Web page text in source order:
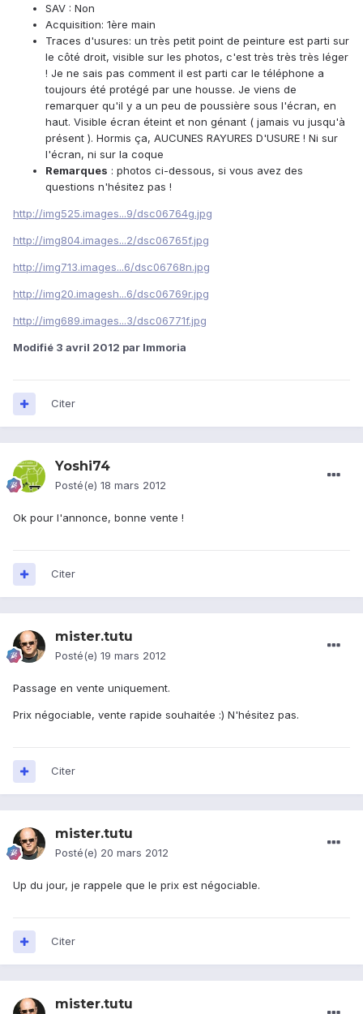
SAV : Non
Acquisition: 1ère main
Traces d'usures: un très petit point de peinture est parti sur
le côté droit, visible sur les photos, c'est très très très léger
! Je ne sais pas comment il est parti car le téléphone a
toujours été protégé par une housse. Je viens de
remarquer qu'il y a un peu de poussière sous l'écran, en
haut. Visible écran éteint et non génant ( jamais vu jusqu'à
présent ). Hormis ça, AUCUNES RAYURES D'USURE ! Ni sur
l'écran, ni sur la coque
Remarques : photos ci-dessous, si vous avez des
questions n'hésitez pas !
http://img525.images...9/dsc06764g.jpg
http://img804.images...2/dsc06765f.jpg
http://img713.images...6/dsc06768n.jpg
http://img20.imagesh...6/dsc06769r.jpg
http://img689.images...3/dsc06771f.jpg
Modifié 3 avril 2012 par Immoria
Citer
Yoshi74
Posté(e) 18 mars 2012
Ok pour l'annonce, bonne vente !
Citer
mister.tutu
Posté(e) 19 mars 2012
Passage en vente uniquement.
Prix négociable, vente rapide souhaitée :) N'hésitez pas.
Citer
mister.tutu
Posté(e) 20 mars 2012
Up du jour, je rappele que le prix est négociable.
Citer
mister.tutu